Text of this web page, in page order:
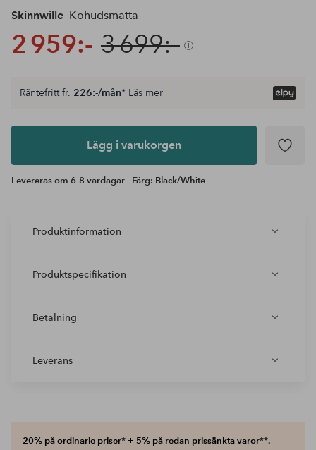
Skinnwille Kohudsmatta
2 959:- 3 699:-
Lägg i
Räntefritt fr. 226:-/mån* Läs mer
Lägg i varukorgen
Levereras om 6-8 vardagar - Färg: Black/White
Produktinformation
Produktspecifikation
Betalning
Leverans
20% på ordinarie priser* + 5% på redan prissänkta varor**.